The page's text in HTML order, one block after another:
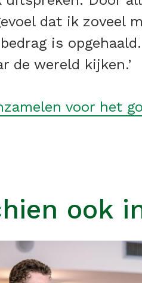
dat ik zoveel
is
de wereld kijken.’
voor het
ook